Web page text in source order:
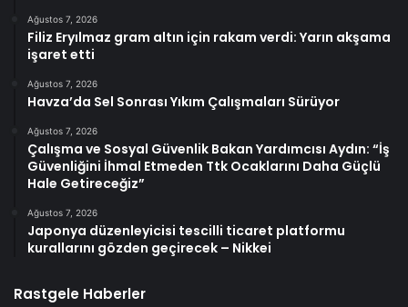
Ağustos 7, 2026
Filiz Eryılmaz gram altın için rakam verdi: Yarın akşama
işaret etti
Ağustos 7, 2026
Havza’da Sel Sonrası Yıkım Çalışmaları Sürüyor
Ağustos 7, 2026
Çalışma ve Sosyal Güvenlik Bakan Yardımcısı Aydın: “İş
Güvenliğini İhmal Etmeden Ttk Ocaklarını Daha Güçlü
Hale Getireceğiz”
Ağustos 7, 2026
Japonya düzenleyicisi tescilli ticaret platformu
kurallarını gözden geçirecek – Nikkei
Rastgele Haberler